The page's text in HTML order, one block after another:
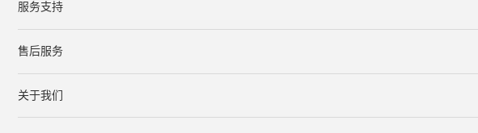
服务支持
下载中心
文档与指南
视频教程
售后服务
服务网点
保修条款
关于我们